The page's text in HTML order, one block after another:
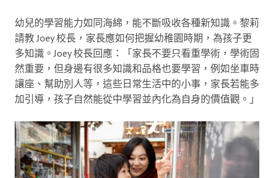
幼兒的學習能力如同海綿，能不斷吸收各種新知識。黎莉
請教 Joey 校長，家長應如何把握幼稚園時期，為孩子更
多知識。Joey 校長回應：「家長不要只看重學術，學術固
然重要，但身邊有很多知識和品格也要學習，例如坐車時
讓座、幫助別人等，這些日常生活中的小事，家長若能多
加引導，孩子自然能從中學習並內化為自身的價值觀。」